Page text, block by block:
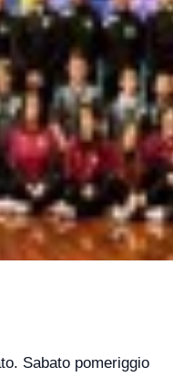
Sabato pomeriggio